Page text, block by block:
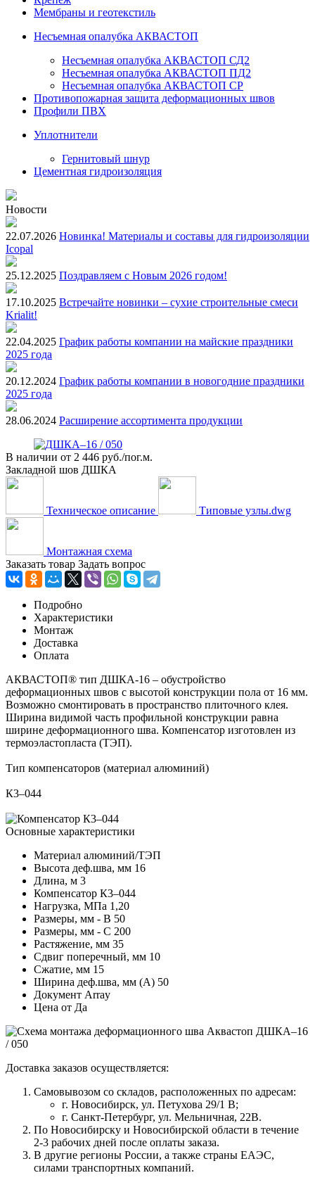
Мембраны и геотекстиль
Несъемная опалубка АКВАСТОП
Несъемная опалубка АКВАСТОП СД2
Несъемная опалубка АКВАСТОП ПД2
Несъемная опалубка АКВАСТОП СР
Противопожарная защита деформационных швов
Профили ПВХ
Уплотнители
Гернитовый шнур
Цементная гидроизоляция
Новости
22.07.2026 Новинка! Материалы и составы для гидроизоляции
Icopal
25.12.2025 Поздравляем с Новым 2026 годом!
17.10.2025 Встречайте новинки – сухие строительные смеси
Krialit!
22.04.2025 График работы компании на майские праздники
2025 года
20.12.2024 График работы компании в новогодние праздники
2025 года
28.06.2024 Расширение ассортимента продукции
В наличии от 2 446 руб./пог.м.
Закладной шов ДШКА
Техническое описание Типовые узлы.dwg
Монтажная схема
Заказать товар Задать вопрос
Подробно
Характеристики
Монтаж
Доставка
Оплата
АКВАСТОП® тип ДШКА-16 – обустройство
деформационных швов с высотой конструкции пола от 16 мм.
Возможно смонтировать в пространство плиточного клея.
Ширина видимой часть профильной конструкции равна
ширине деформационного шва. Компенсатор изготовлен из
термоэластопласта (ТЭП).
Тип компенсаторов (материал алюминий)
К3–044
Основные характеристики
Материал алюминий/ТЭП
Высота деф.шва, мм 16
Длина, м 3
Компенсатор К3–044
Нагрузка, МПа 1,20
Размеры, мм - В 50
Размеры, мм - С 200
Растяжение, мм 35
Сдвиг поперечный, мм 10
Сжатие, мм 15
Ширина деф.шва, мм (А) 50
Документ Array
Цена от Да
Доставка заказов осуществляется:
Самовывозом со складов, расположенных по адресам:
г. Новосибирск, ул. Петухова 29/1 В;
г. Санкт-Петербург, ул. Мельничная, 22В.
По Новосибирску и Новосибирской области в течение
2-3 рабочих дней после оплаты заказа.
В другие регионы России, а также страны ЕАЭС,
силами транспортных компаний.